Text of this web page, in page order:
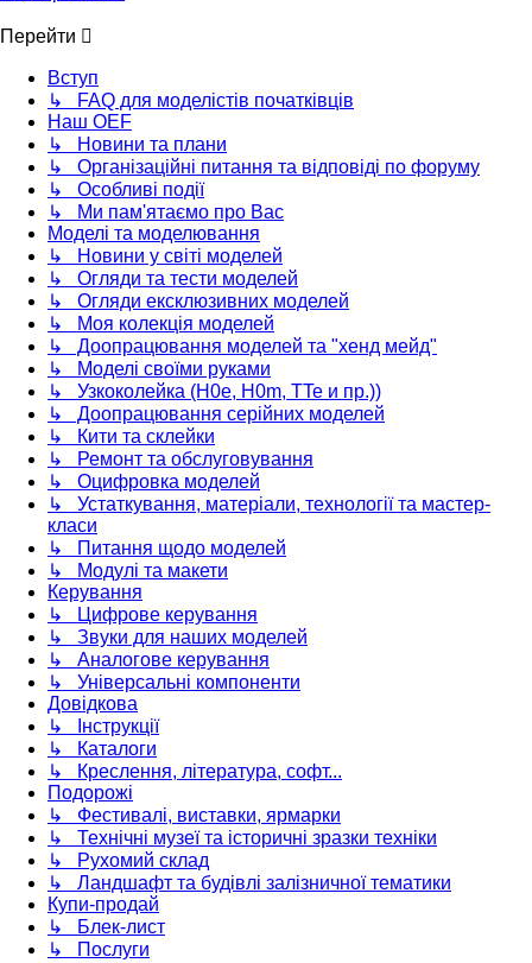
Перейти
Вступ
↳ FAQ для моделістів початківців
Наш OEF
↳ Новини та плани
↳ Організаційні питання та відповіді по форуму
↳ Особливі події
↳ Ми пам'ятаємо про Вас
Моделі та моделювання
↳ Новини у світі моделей
↳ Огляди та тести моделей
↳ Огляди ексклюзивних моделей
↳ Моя колекція моделей
↳ Доопрацювання моделей та "хенд мейд"
↳ Моделі своїми руками
↳ Узкоколейка (H0e, H0m, TTe и пр.))
↳ Доопрацювання серійних моделей
↳ Кити та склейки
↳ Ремонт та обслуговування
↳ Оцифровка моделей
↳ Устаткування, матеріали, технології та мастер-
класи
↳ Питання щодо моделей
↳ Модулі та макети
Керування
↳ Цифрове керування
↳ Звуки для наших моделей
↳ Аналогове керування
↳ Універсальні компоненти
Довідкова
↳ Інструкції
↳ Каталоги
↳ Креслення, література, софт...
Подорожі
↳ Фестивалі, виставки, ярмарки
↳ Технічні музеї та історичні зразки техніки
↳ Рухомий склад
↳ Ландшафт та будівлі залізничної тематики
Купи-продай
↳ Блек-лист
↳ Послуги